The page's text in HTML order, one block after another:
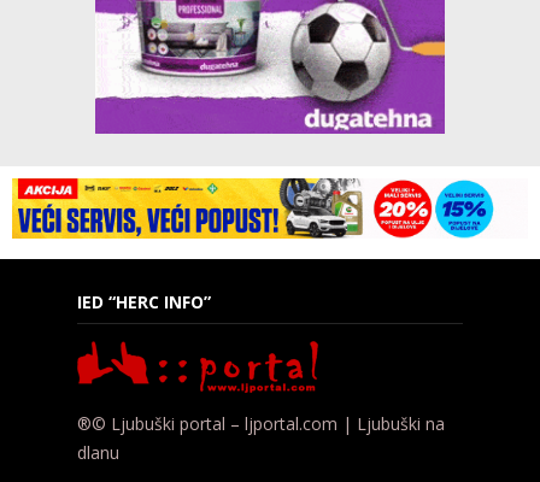
IED “HERC INFO”
®© Ljubuški portal – ljportal.com | Ljubuški na
dlanu